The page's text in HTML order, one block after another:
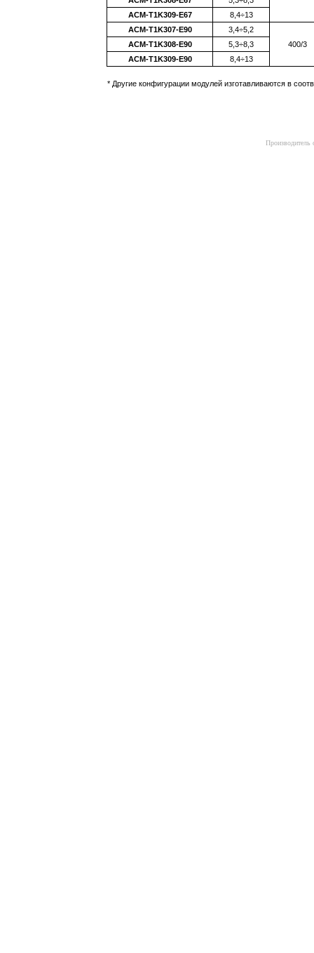
ACM-T1K309-E67
8,4÷13
ACM-T1K307-E90
3,4÷5,2
400/3
ACM-T1K308-E90
5,3÷8,3
ACM-T1K309-E90
8,4÷13
* Другие конфигурации модулей изготавливаются в
Производитель